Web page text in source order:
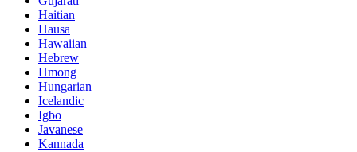
Haitian
Hausa
Hawaiian
Hebrew
Hmong
Hungarian
Icelandic
Igbo
Javanese
Kannada